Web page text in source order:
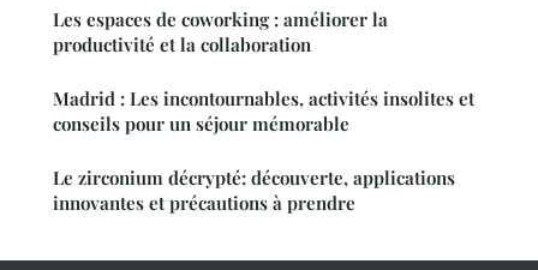
Les espaces de coworking : améliorer la
productivité et la collaboration
Madrid : Les incontournables, activités insolites et
conseils pour un séjour mémorable
Le zirconium décrypté: découverte, applications
innovantes et précautions à prendre